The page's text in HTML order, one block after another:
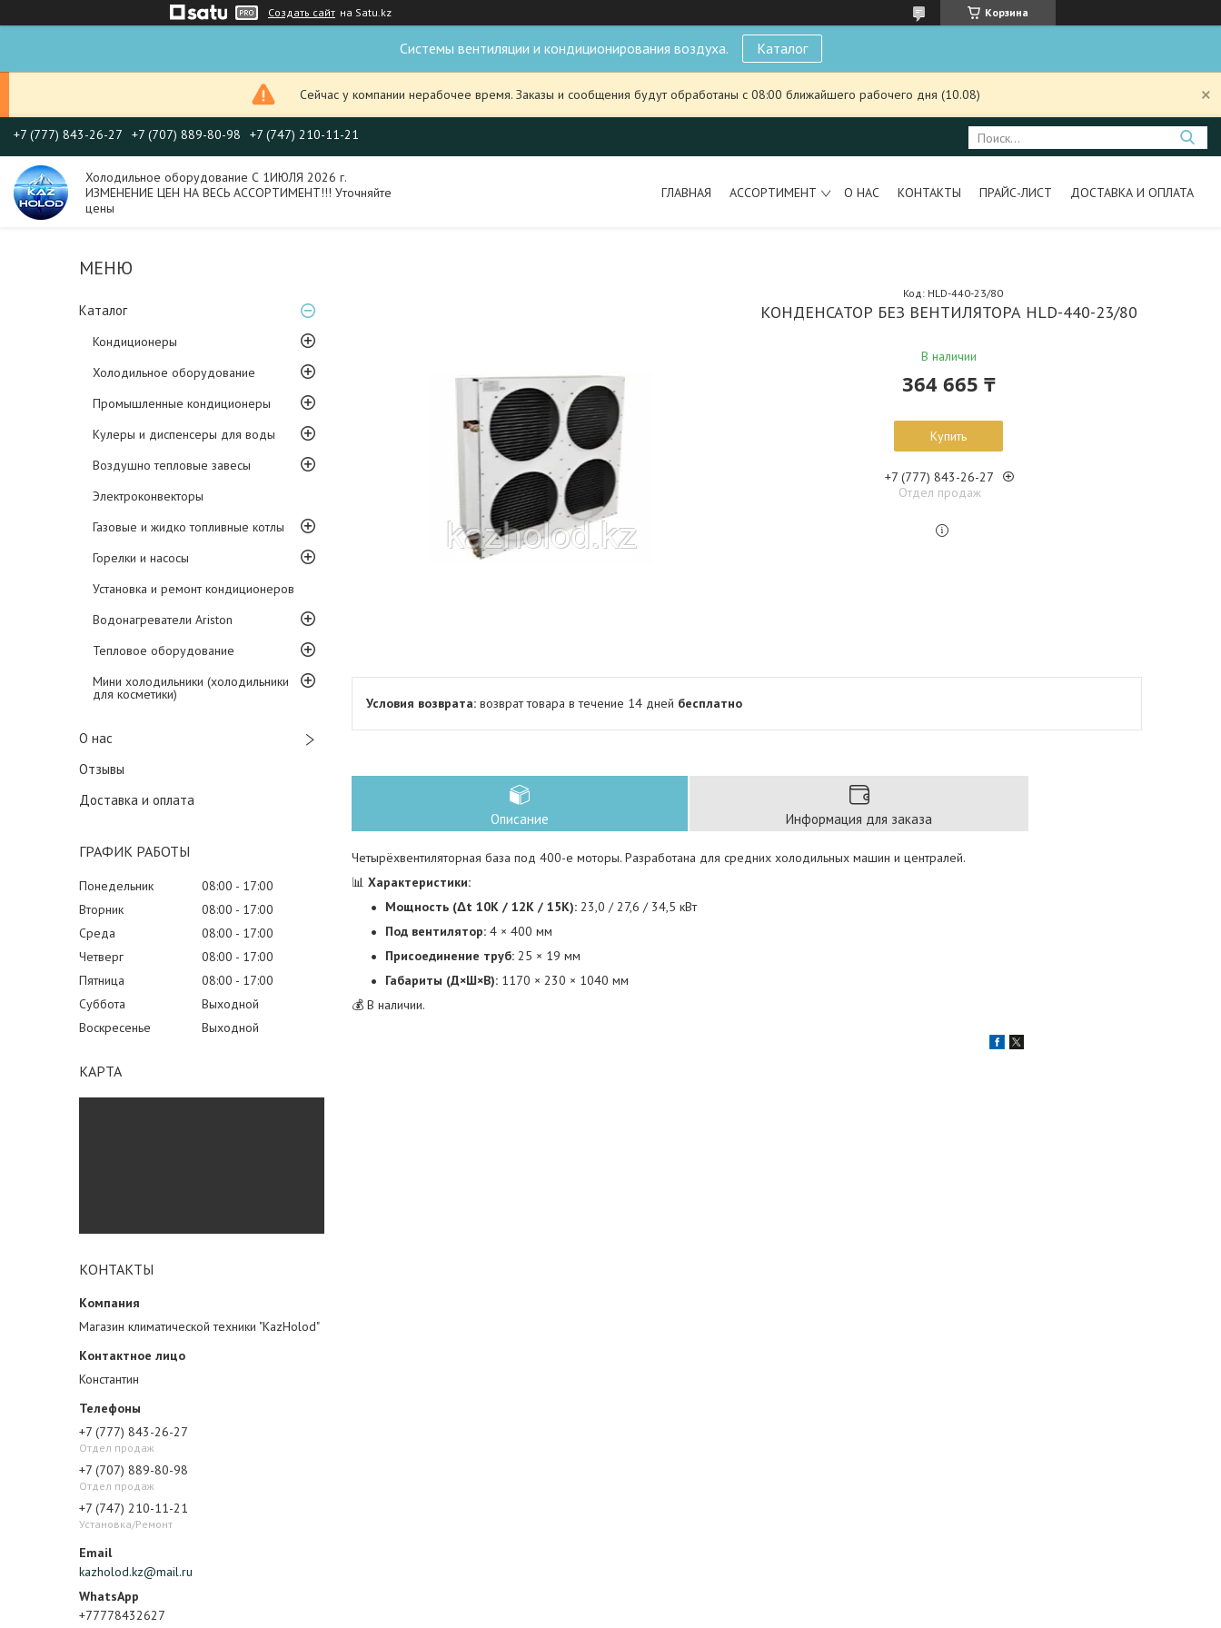
Создать сайт на Satu.kz Корзина
Системы вентиляции и кондиционирования воздуха. Каталог
Сейчас у компании нерабочее время. Заказы и сообщения будут обработаны с 08:00 ближайшего рабочего дня (10.08)
+7 (777) 843-26-27 +7 (707) 889-80-98 +7 (747) 210-11-21
Холодильное оборудование С 1ИЮЛЯ 2026 г.
ИЗМЕНЕНИЕ ЦЕН НА ВЕСЬ АССОРТИМЕНТ!!! Уточняйте
цены
ГЛАВНАЯ АССОРТИМЕНТ О НАС КОНТАКТЫ ПРАЙС-ЛИСТ ДОСТАВКА И ОПЛАТА
Каталог
Кондиционеры
Холодильное оборудование
Промышленные кондиционеры
Кулеры и диспенсеры для воды
Воздушно тепловые завесы
Электроконвекторы
Газовые и жидко топливные котлы
Горелки и насосы
Установка и ремонт кондиционеров
Водонагреватели Ariston
Тепловое оборудование
Мини холодильники (холодильники
для косметики)
О нас
Отзывы
Доставка и оплата
ГРАФИК РАБОТЫ
Понедельник 08:00
17:00
Вторник
08:00
17:00
Среда
08:00
17:00
Четверг
08:00
17:00
Пятница
08:00
17:00
Суббота
Выходной
Воскресенье
Выходной
КАРТА
КОНТАКТЫ
Магазин климатической техники "KazHolod"
Константин
+7 (777) 843-26-27
Отдел продаж
+7 (707) 889-80-98
Отдел продаж
+7 (747) 210-11-21
Установка/Ремонт
kazholod.kz@mail.ru
+77778432627
КОНДЕНСАТОР БЕЗ ВЕНТИЛЯТОРА HLD-440-23/80
В наличии
Код: HLD-440-23/80
364 665 ₸
Купить
+7 (777) 843-26-27
Отдел продаж
возврат товара в течение 14 дней бесплатно
Описание Информация для заказа
Четырёхвентиляторная база под 400-е моторы. Разработана для средних холодильных машин и централей.
📊 Характеристики:
Мощность (Δt 10K / 12K / 15K): 23,0 / 27,6 / 34,5 кВт
Под вентилятор: 4 × 400 мм
Присоединение труб: 25 × 19 мм
Габариты (Д×Ш×В): 1170 × 230 × 1040 мм
💰 В наличии.